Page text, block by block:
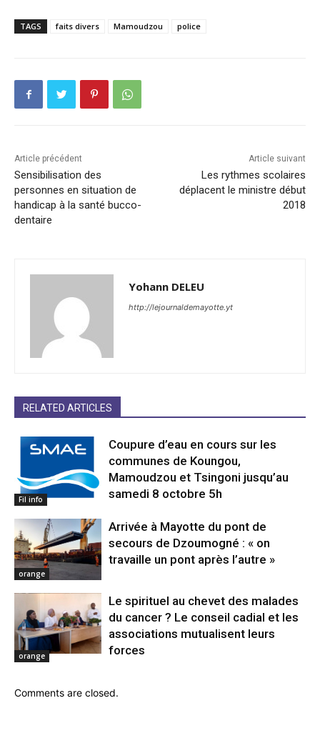
TAGS faits divers Mamoudzou police
Article précédent
Sensibilisation des
personnes en situation de
handicap à la santé bucco-
dentaire
Article suivant
Les rythmes scolaires
déplacent le ministre début
2018
Yohann DELEU
http://lejournaldemayotte.yt
RELATED ARTICLES
Fil info
Coupure d’eau en cours sur les
communes de Koungou,
Mamoudzou et Tsingoni jusqu’au
samedi 8 octobre 5h
orange
Arrivée à Mayotte du pont de
secours de Dzoumogné : « on
travaille un pont après l’autre »
orange
Le spirituel au chevet des malades
du cancer ? Le conseil cadial et les
associations mutualisent leurs
forces
Comments are closed.